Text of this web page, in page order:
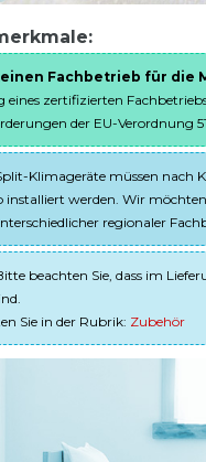
Fachbetrieb für die
zertifizierten
der EU-Verordnung
Klimageräte müssen nach
installiert werden. Wir
regionaler
beachten Sie, dass im
Sie in der Rubrik: Zubehör